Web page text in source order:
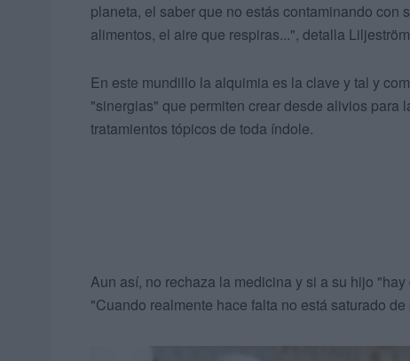
planeta, el saber que no estás contaminando con
alimentos, el aire que respiras...", detalla
En este mundillo la alquimia es la clave y tal y
"sinergias" que permiten crear desde alivios
tratamientos tópicos de toda índole.
Aun así, no rechaza la medicina y si a su hijo
"Cuando realmente hace falta no está saturado